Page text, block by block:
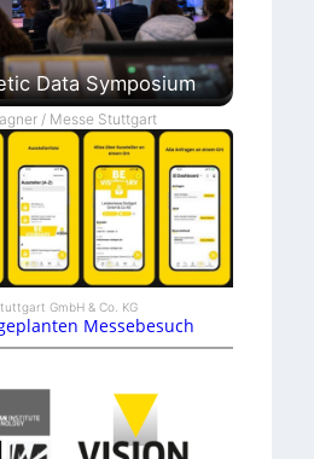
Data Symposium
/ Messe Stuttgart
GmbH & Co. KG
Messebesuch